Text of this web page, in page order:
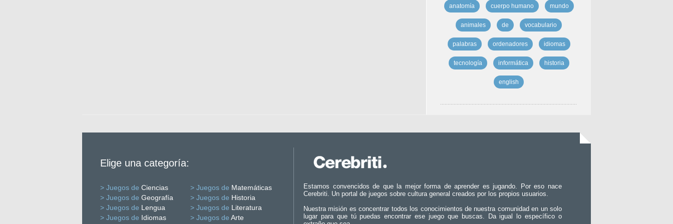
anatomía cuerpo humano mundo
animales de vocabulario
palabras ordenadores idiomas
tecnología informática historia
english
Elige una categoría:
> Juegos de Ciencias > Juegos de Matemáticas
> Juegos de Geografía > Juegos de Historia
> Juegos de Lengua > Juegos de Literatura
> Juegos de Idiomas > Juegos de Arte
Estamos convencidos de que la mejor forma de aprender es jugando. Por eso nace
Cerebriti. Un portal de juegos sobre cultura general creados por los propios usuarios.
Nuestra misión es concentrar todos los conocimientos de nuestra comunidad en un solo
lugar para que tú puedas encontrar ese juego que buscas. Da igual lo específico o